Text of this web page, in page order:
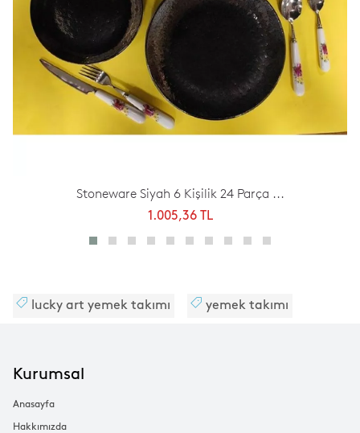
Stoneware Siyah 6 Kişilik 24 Parça ...
1.005,36 TL
lucky art yemek takımı yemek takımı
Kurumsal
Anasayfa
Hakkımızda